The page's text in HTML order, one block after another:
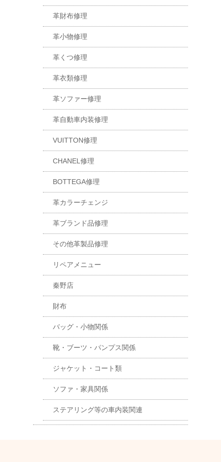
革財布修理
革小物修理
革くつ修理
革衣類修理
革ソファー修理
革自動車内装修理
VUITTON修理
CHANEL修理
BOTTEGA修理
革カラーチェンジ
革ブランド品修理
その他革製品修理
リペアメニュー
秦野店
財布
バッグ・小物関係
靴・ブーツ・パンプス関係
ジャケット・コート類
ソファ・家具関係
ステアリング等の車内装関連